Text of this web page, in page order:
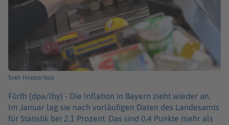
Sven Hoppe/dpa
Fürth (dpa/lby) - Die Inflation in Bayern zieht wieder an.
Im Januar lag sie nach vorläufigen Daten des Landesamts
für Statistik bei 2,1 Prozent. Das sind 0,4 Punkte mehr als